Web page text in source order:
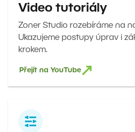
Video tutoriály
Zoner Studio rozebíráme na
Ukazujeme postupy úprav i
krokem.
Přejít na YouTube